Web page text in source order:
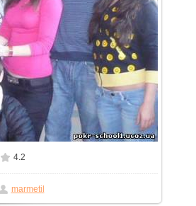
604x453
4.2
marmetil